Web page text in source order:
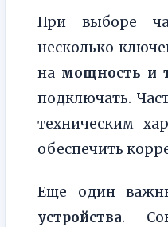
При выборе
несколько
на мощность и
подключать.
техническим
обеспечить
Еще один
устройства.